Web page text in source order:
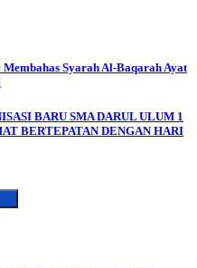
Syarah Al-Baqarah Ayat
BARU SMA DARUL ULUM 1
BERTEPATAN DENGAN HARI